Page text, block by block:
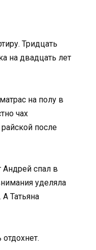
Тридцать
на двадцать лет
на полу в
чах
после
Андрей спал в
уделяла
Татьяна